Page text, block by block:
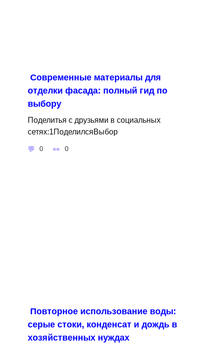
Современные материалы для
отделки фасада: полный гид по
выбору
Поделитья с друзьями в социальных
сетях:1ПоделилсяВыбор
0 0
Повторное использование воды:
серые стоки, конденсат и дождь в
хозяйственных нуждах